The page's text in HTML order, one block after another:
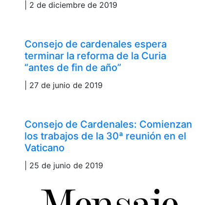
| 2 de diciembre de 2019
Consejo de cardenales espera
terminar la reforma de la Curia
“antes de fin de año”
| 27 de junio de 2019
Consejo de Cardenales: Comienzan
los trabajos de la 30ª reunión en el
Vaticano
| 25 de junio de 2019